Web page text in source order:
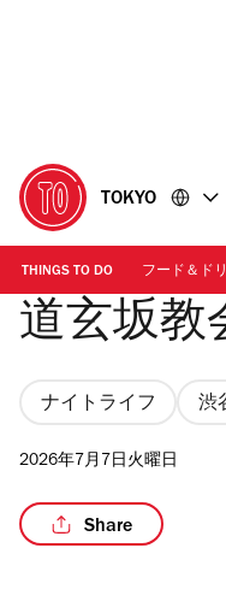
に
移
動
移
動
TOKYO
THINGS TO DO フード＆ド
道玄坂教
ナイトライフ 渋
2026年7月7日火曜日
Share